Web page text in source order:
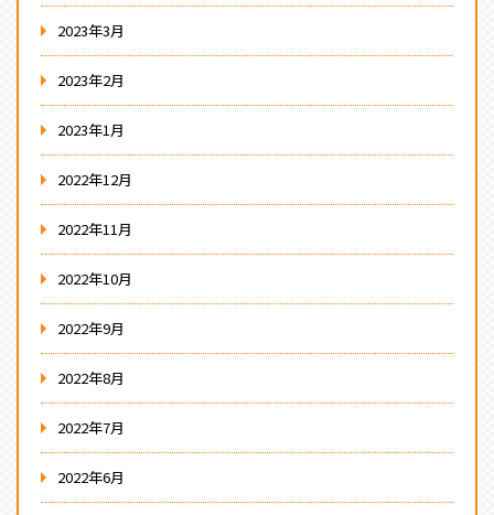
2023年3月
2023年2月
2023年1月
2022年12月
2022年11月
2022年10月
2022年9月
2022年8月
2022年7月
2022年6月